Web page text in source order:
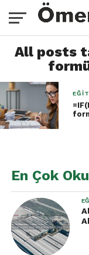
All posts
En Çok